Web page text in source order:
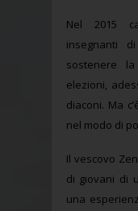
Nel 2015
insegnanti
sostenere
elezioni,
diaconi. Ma
nel modo di
Il vescovo
di giovani di
una